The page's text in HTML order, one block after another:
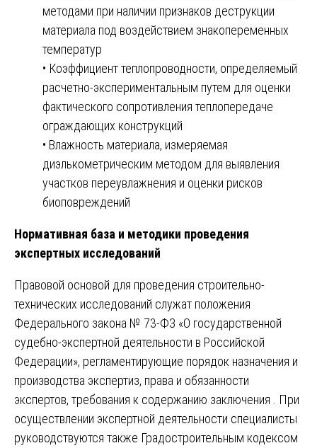
методами при наличии признаков деструкции
материала под воздействием знакопеременных
температур
• Коэффициент теплопроводности, определяемый
расчетно-экспериментальным путем для оценки
фактического сопротивления теплопередаче
ограждающих конструкций
• Влажность материала, измеряемая
диэлькометрическим методом для выявления
участков переувлажнения и оценки рисков
биоповреждений
Нормативная база и методики проведения
экспертных исследований
Правовой основой для проведения строительно-
технических исследований служат положения
Федерального закона № 73-ФЗ «О государственной
судебно-экспертной деятельности в Российской
Федерации», регламентирующие порядок назначения и
производства экспертиз, права и обязанности
экспертов, требования к содержанию заключения . При
осуществлении экспертной деятельности специалисты
руководствуются также Градостроительным кодексом